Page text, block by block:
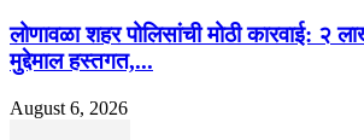
लोणावळा शहर पोलिसांची मोठी कारवाई: २
मुद्देमाल हस्तगत,...
August 6, 2026